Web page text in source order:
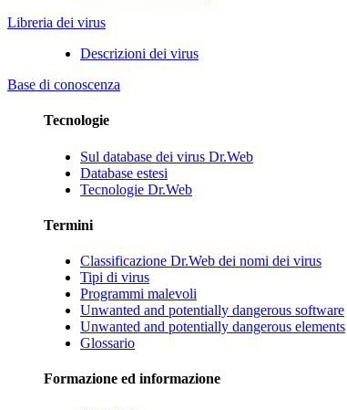
Libreria dei virus
Descrizioni dei virus
Base di conoscenza
Tecnologie
Sul database dei virus Dr.Web
Database estesi
Tecnologie Dr.Web
Termini
Classificazione Dr.Web dei nomi dei virus
Tipi di virus
Programmi malevoli
Unwanted and potentially dangerous software
Unwanted and potentially dangerous elements
Glossario
Formazione ed informazione